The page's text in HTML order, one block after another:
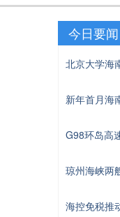
今日要闻
北京大学海
新年首月海
G98环岛高
琼州海峡两
海控免税推